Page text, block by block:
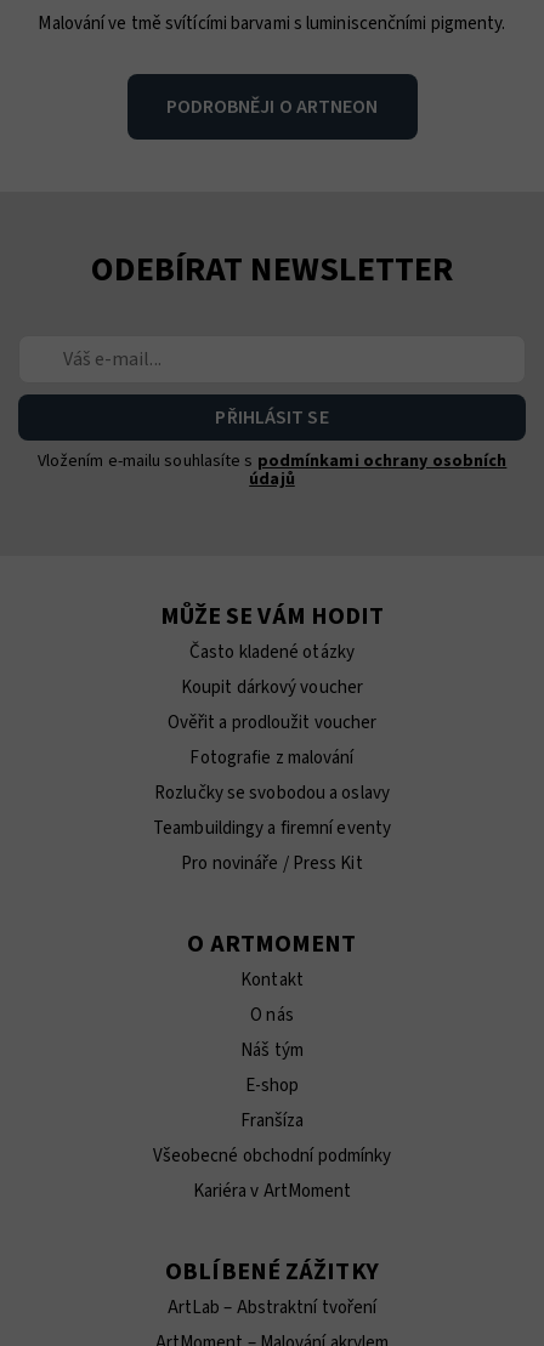
Malování ve tmě svítícími barvami s luminiscenčními pigmenty.
PODROBNĚJI O ARTNEON
ODEBÍRAT NEWSLETTER
Vložením e-mailu souhlasíte s podmínkami ochrany osobních
údajů
MŮŽE SE VÁM HODIT
Často kladené otázky
Koupit dárkový voucher
Ověřit a prodloužit voucher
Fotografie z malování
Rozlučky se svobodou a oslavy
Teambuildingy a firemní eventy
Pro novináře / Press Kit
O ARTMOMENT
Kontakt
O nás
Náš tým
E-shop
Franšíza
Všeobecné obchodní podmínky
Kariéra v ArtMoment
OBLÍBENÉ ZÁŽITKY
ArtLab – Abstraktní tvoření